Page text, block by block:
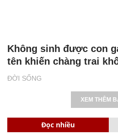
ĐỜI SỐNG
Không sinh được con
tên khiến chàng trai
XEM THÊM
Đọc nhiều